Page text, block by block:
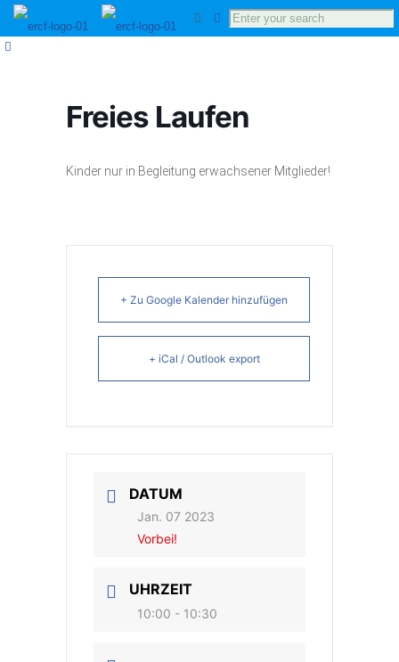
Freies Laufen
Kinder nur in Begleitung erwachsener Mitglieder!
+ Zu Google Kalender hinzufügen
+ iCal / Outlook export
DATUM
Jan. 07 2023
Vorbei!
UHRZEIT
10:00 - 10:30